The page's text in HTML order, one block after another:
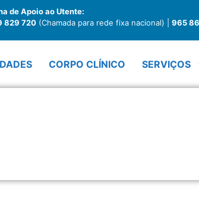
de Apoio ao Utente:
829 720 (Chamada para rede fixa nacional) | 965
CORPO CLÍNICO SERVIÇOS